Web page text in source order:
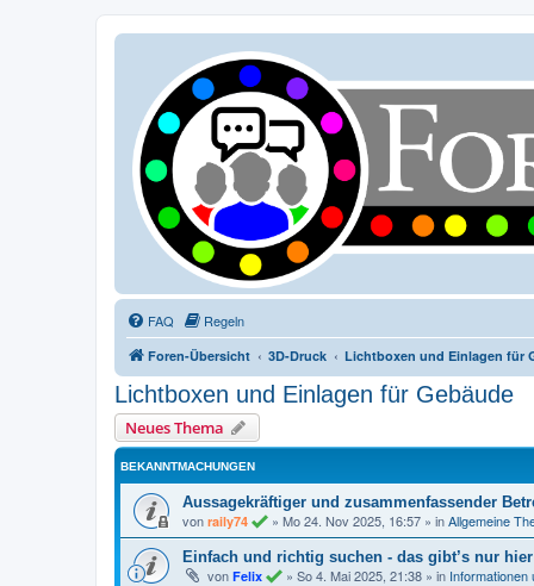
FAQ Regeln
Foren-Übersicht 3D-Druck Lichtboxen und Einlagen für
Lichtboxen und Einlagen für Gebäude
Neues Thema
BEKANNTMACHUNGEN
Aussagekräftiger und zusammenfassender
von raily74 » Mo 24. Nov 2025, 16:57 » inAllgemeine
Einfach und richtig suchen - das gibt’s nur hier
von Felix » So 4. Mai 2025, 21:38 » in Informationen